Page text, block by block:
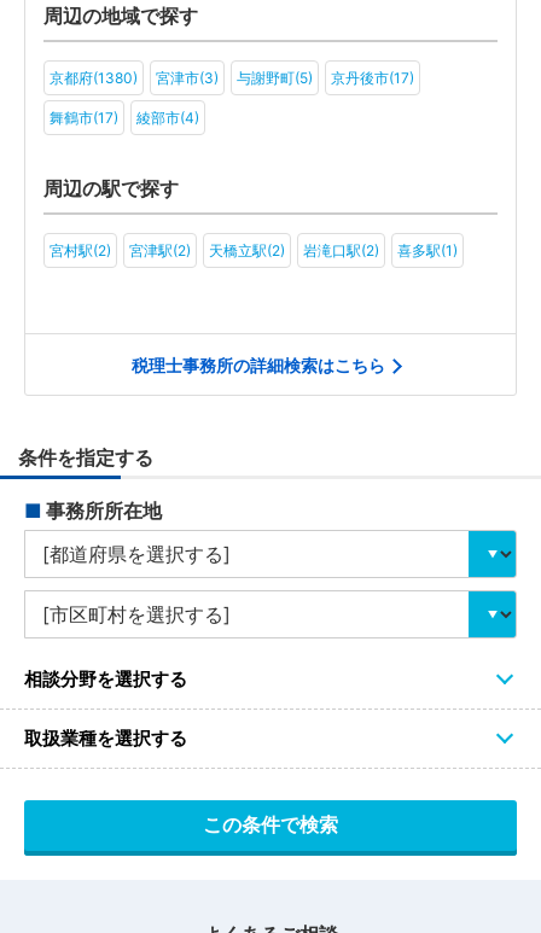
周辺の地域で探す
京都府(1380) 宮津市(3) 与謝野町(5) 京丹後市(17)
舞鶴市(17) 綾部市(4)
周辺の駅で探す
宮村駅(2) 宮津駅(2) 天橋立駅(2) 岩滝口駅(2) 喜多駅(1)
税理士事務所の詳細検索はこちら
条件を指定する
■ 事務所所在地
相談分野を選択する
取扱業種を選択する